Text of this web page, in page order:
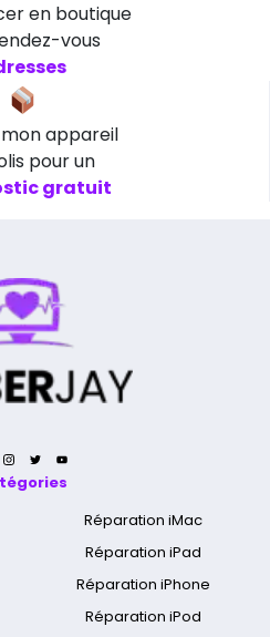
en boutique
vous
appareil
pour un
gratuit
Réparation iMac
Réparation iPad
Réparation iPhone
Réparation iPod